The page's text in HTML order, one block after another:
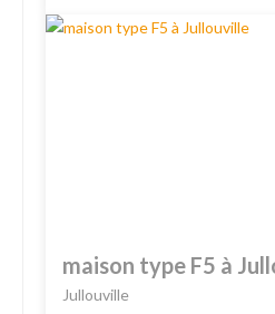
maison type F5 à
Jullouville